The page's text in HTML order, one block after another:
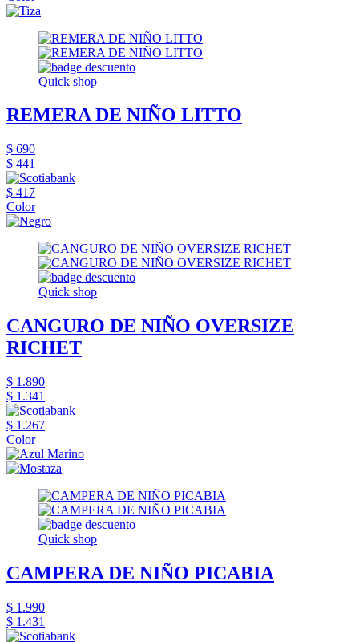
Quick shop
REMERA DE NIÑO LITTO
$ 690
$ 441
$ 417
Color
Quick shop
CANGURO DE NIÑO OVERSIZE
RICHET
$ 1.890
$ 1.341
$ 1.267
Color
Quick shop
CAMPERA DE NIÑO PICABIA
$ 1.990
$ 1.431